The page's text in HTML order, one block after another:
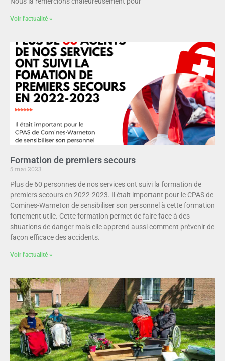
Voir l'actualité »
Formation de premiers secours
5 mai 2023
Plus de 60 personnes de nos services ont suivi la formation de
premiers secours en 2022-2023. Il était important pour le CPAS de
Comines-Warneton de sensibiliser son personnel à cette formation
fortement utile. Cette formation permet de faire face à des
situations de danger mais elle apprend aussi comment prévenir de
façon efficace des accidents.
Voir l'actualité »